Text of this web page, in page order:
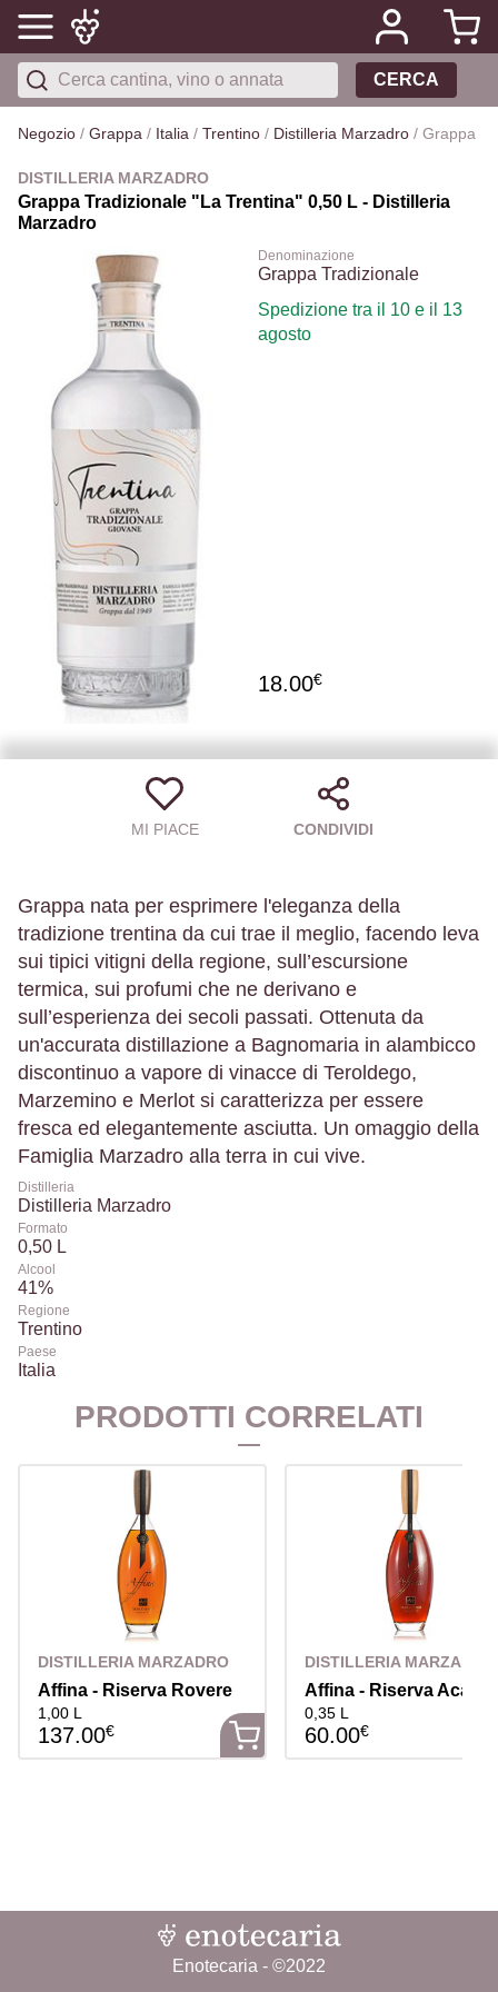
CERCA
Negozio / Grappa / Italia / Trentino / Distilleria Marzadro / Grappa
DISTILLERIA MARZADRO
Grappa Tradizionale "La Trentina" 0,50 L - Distilleria
Marzadro
Denominazione
Grappa Tradizionale
Spedizione tra il 10 e il 13
agosto
18.00€
MI PIACE CONDIVIDI
Grappa nata per esprimere l'eleganza della
tradizione trentina da cui trae il meglio, facendo leva
sui tipici vitigni della regione, sull’escursione
termica, sui profumi che ne derivano e
sull’esperienza dei secoli passati. Ottenuta da
un'accurata distillazione a Bagnomaria in alambicco
discontinuo a vapore di vinacce di Teroldego,
Marzemino e Merlot si caratterizza per essere
fresca ed elegantemente asciutta. Un omaggio della
Famiglia Marzadro alla terra in cui vive.
Distilleria
Distilleria Marzadro
Formato
0,50 L
Alcool
41%
Regione
Trentino
Paese
Italia
PRODOTTI CORRELATI
DISTILLERIA MARZADRO
Affina - Riserva Rovere
1,00 L
137.00€
DISTILLERIA MARZADRO
Affina - Riserva Acacia
0,35 L
60.00€
Enotecaria - ©2022